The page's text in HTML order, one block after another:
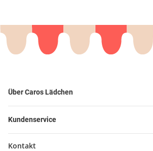
Über Caros Lädchen
Kundenservice
Kontakt